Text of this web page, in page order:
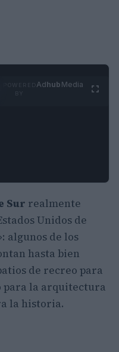
Adhub Media
Sur realmente
Unidos de
algunos de los
hasta bien
de recreo para
para la arquitectura
la historia.